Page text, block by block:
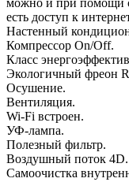
есть доступ к
Настенный
Компрессор On/Off.
Класс
Экологичный фреон
Осушение.
Вентиляция.
Wi-Fi встроен.
УФ-лампа.
Полезный фильтр.
Воздушный поток 4D.
Самоочистка